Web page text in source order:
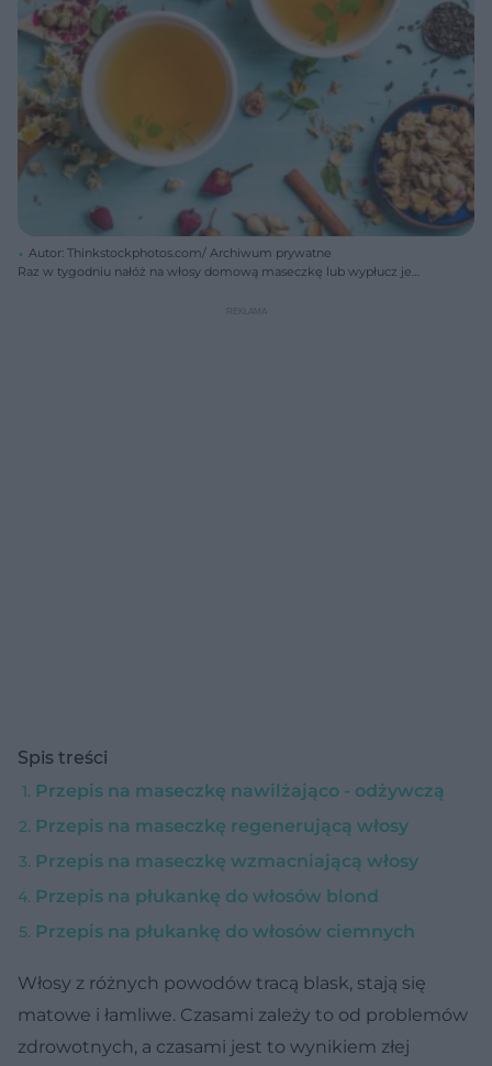
Autor: Thinkstockphotos.com/ Archiwum prywatne
Raz w tygodniu nałóż na włosy domową maseczkę lub wypłucz je
Spis treści
Przepis na maseczkę nawilżająco - odżywczą
Przepis na maseczkę regenerującą włosy
Przepis na maseczkę wzmacniającą włosy
Przepis na płukankę do włosów blond
Przepis na płukankę do włosów ciemnych
Włosy z różnych powodów tracą blask, stają się
matowe i łamliwe. Czasami zależy to od problemów
zdrowotnych, a czasami jest to wynikiem złej